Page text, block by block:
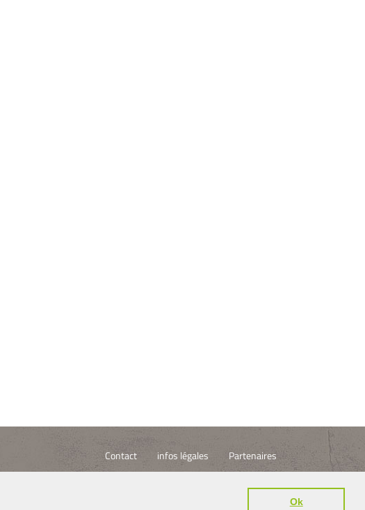
Ok
Contact infos légales Partenaires